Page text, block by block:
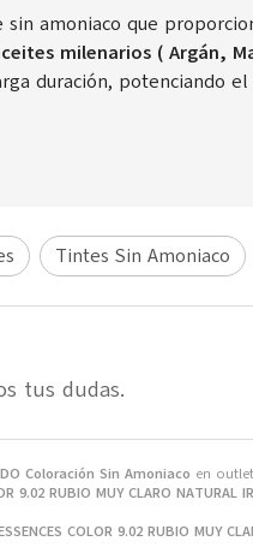
Coloración Sin Amoniaco en
9.02 RUBIO MUY CLARO
COLOR 9.02 RUBIO MUY
sin amoniaco que
milenarios ( Argán,
duración, potenciando
Tintes Sin Amoniaco
tus dudas.